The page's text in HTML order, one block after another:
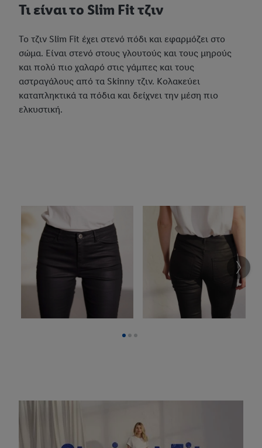
Τι είναι το Slim Fit τζιν
Το τζιν Slim Fit έχει στενό πόδι και εφαρμόζει στο
σώμα. Είναι στενό στους γλουτούς και τους μηρούς
και πολύ πιο χαλαρό στις γάμπες και τους
αστραγάλους από τα Skinny τζιν. Κολακεύει
καταπληκτικά τα πόδια και δείχνει την μέση πιο
ελκυστική.